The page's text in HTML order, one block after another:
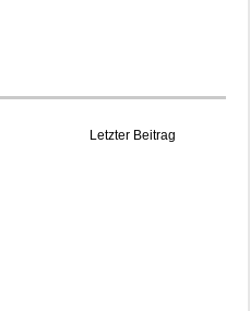
Letzter Beitrag